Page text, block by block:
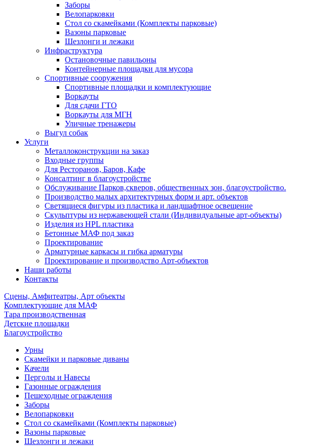
Заборы
Велопарковки
Стол со скамейками (Комплекты парковые)
Вазоны парковые
Шезлонги и лежаки
Инфраструктура
Остановочные павильоны
Контейнерные площадки для мусора
Спортивные сооружения
Спортивные площадки и комплектующие
Воркауты
Для сдачи ГТО
Воркауты для МГН
Уличные тренажеры
Выгул собак
Услуги
Металлоконструкции на заказ
Входные группы
Для Ресторанов, Баров, Кафе
Консалтинг в благоустройстве
Обслуживание Парков,скверов, общественных зон, благоустройство.
Производство малых архитектурных форм и арт. объектов
Светящиеся фигуры из пластика и ландшафтное освещение
Скульптуры из нержавеющей стали (Индивидуальные арт-объекты)
Изделия из HPL пластика
Бетонные МАФ под заказ
Проектирование
Арматурные каркасы и гибка арматуры
Проектирование и производство Арт-объектов
Наши работы
Контакты
Сцены, Амфитеатры, Арт объекты
Комплектующие для МАФ
Тара производственная
Детские площадки
Благоустройство
Урны
Скамейки и парковые диваны
Качели
Перголы и Навесы
Газонные ограждения
Пешеходные ограждения
Заборы
Велопарковки
Стол со скамейками (Комплекты парковые)
Вазоны парковые
Шезлонги и лежаки